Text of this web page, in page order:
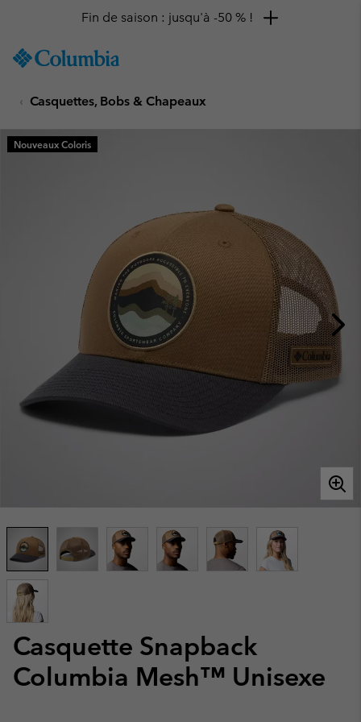
TO
SKIP
MAIN
NAV
Fin de saison : jusqu'à -50 % !
Casquettes, Bobs & Chapeaux
Casquette Snapback
Columbia Mesh™ Unisexe
Nouveaux Coloris